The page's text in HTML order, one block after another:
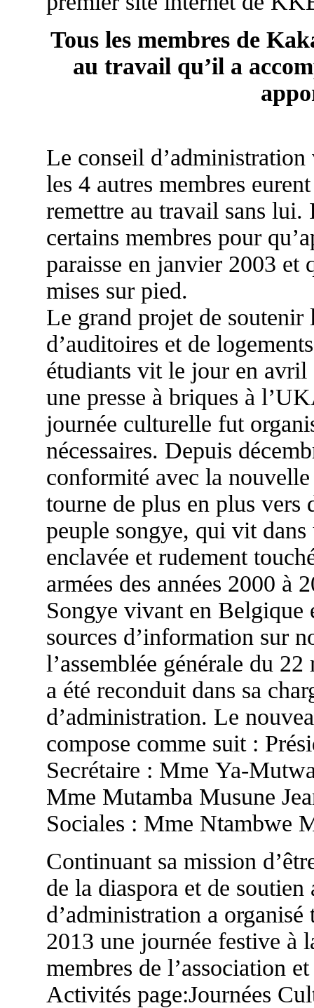
Tous les membres de
au travail qu’il a
Le conseil
les 4 autres membres
remettre au travail sans
certains membres pour
paraisse en janvier 2003 et
mises sur pied.
Le grand projet de
d’auditoires et de
étudiants vit le jour en
une presse à briques à
journée culturelle fut
nécessaires. Depuis
conformité avec la
tourne de plus en plus vers
peuple songye, qui vit
enclavée et rudement
armées des années 2000 à
Songye vivant en Belgique
sources d’information sur
l’assemblée générale du
a été reconduit dans sa
d’administration. Le
compose comme suit :
Secrétaire : Mme Ya-
Mme Mutamba Musune
Sociales : Mme Ntambwe
Continuant sa mission
de la diaspora et de
d’administration a
2013 une journée festive à
membres de l’association
Activités page:Journées